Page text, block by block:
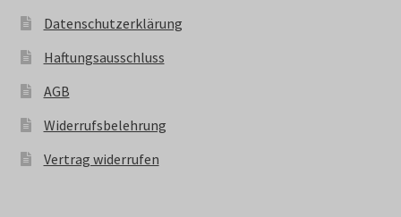
Datenschutzerklärung
Haftungsausschluss
AGB
Widerrufsbelehrung
Vertrag widerrufen